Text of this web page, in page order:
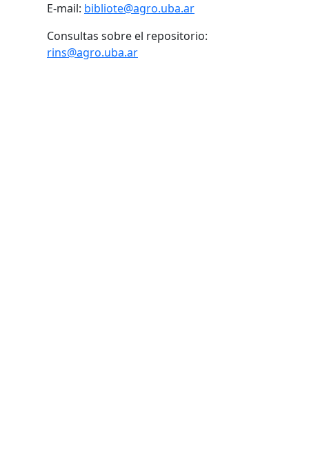
E-mail: bibliote@agro.uba.ar
Consultas sobre el repositorio:
rins@agro.uba.ar